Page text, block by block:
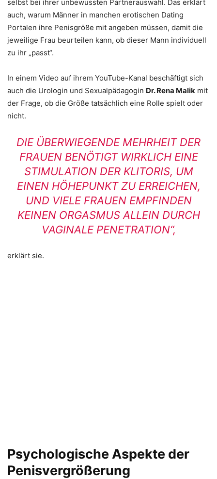
selbst bei ihrer unbewussten Partnerauswahl. Das erklärt
auch, warum Männer in manchen erotischen Dating
Portalen ihre Penisgröße mit angeben müssen, damit die
jeweilige Frau beurteilen kann, ob dieser Mann individuell
zu ihr „passt“.
In einem Video auf ihrem YouTube-Kanal beschäftigt sich
auch die Urologin und Sexualpädagogin Dr. Rena Malik mit
der Frage, ob die Größe tatsächlich eine Rolle spielt oder
nicht.
DIE ÜBERWIEGENDE MEHRHEIT DER
FRAUEN BENÖTIGT WIRKLICH EINE
STIMULATION DER KLITORIS, UM
EINEN HÖHEPUNKT ZU ERREICHEN,
UND VIELE FRAUEN EMPFINDEN
KEINEN ORGASMUS ALLEIN DURCH
VAGINALE PENETRATION“,
erklärt sie.
Psychologische Aspekte der
Penisvergrößerung